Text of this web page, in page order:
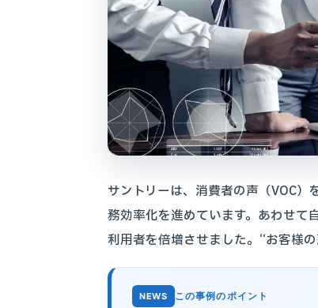
サントリーは、消費者の声（VOC
務効率化を進めています。あわせて
利用者を倍増させました。“お客様
この事例のポイント